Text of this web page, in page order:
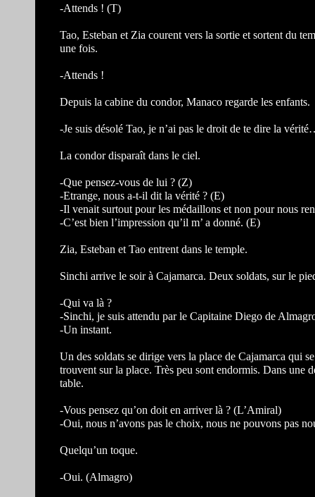
-Attends ! (T)
Tao, Esteban et Zia courent vers la sortie et sortent du
une fois.
-Attends !
Depuis la cabine du condor, Manaco regarde les enfants.
-Je suis désolé Tao, je n’ai pas le droit de te dire la
La condor disparaît dans le ciel.
-Que pensez-vous de lui ? (Z)
-Etrange, nous a-t-il dit la vérité ? (E)
-Il venait surtout pour les médaillons et non pour nous
-C’est bien l’impression qu’il m’ a donné. (E)
Zia, Esteban et Tao entrent dans le temple.
Sinchi arrive le soir à Cajamarca. Deux soldats, sur le
-Qui va là ?
-Sinchi, je suis attendu par le Capitaine Diego de
-Un instant.
Un des soldats se dirige vers la place de Cajamarca qui
trouvent sur la place. Très peu sont endormis. Dans une
table.
-Vous pensez qu’on doit en arriver là ? (L’Amiral)
-Oui, nous n’avons pas le choix, nous ne pouvons pas
Quelqu’un toque.
-Oui. (Almagro)